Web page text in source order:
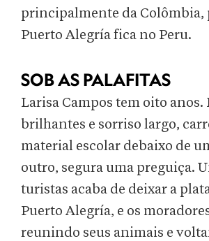
principalmente da Colômbia,
Puerto Alegría fica no Peru.
SOB AS PALAFITAS
Larisa Campos tem oito anos.
brilhantes e sorriso largo,
material escolar debaixo de
outro, segura uma preguiça.
turistas acaba de deixar a
Puerto Alegría, e os
reunindo seus animais e